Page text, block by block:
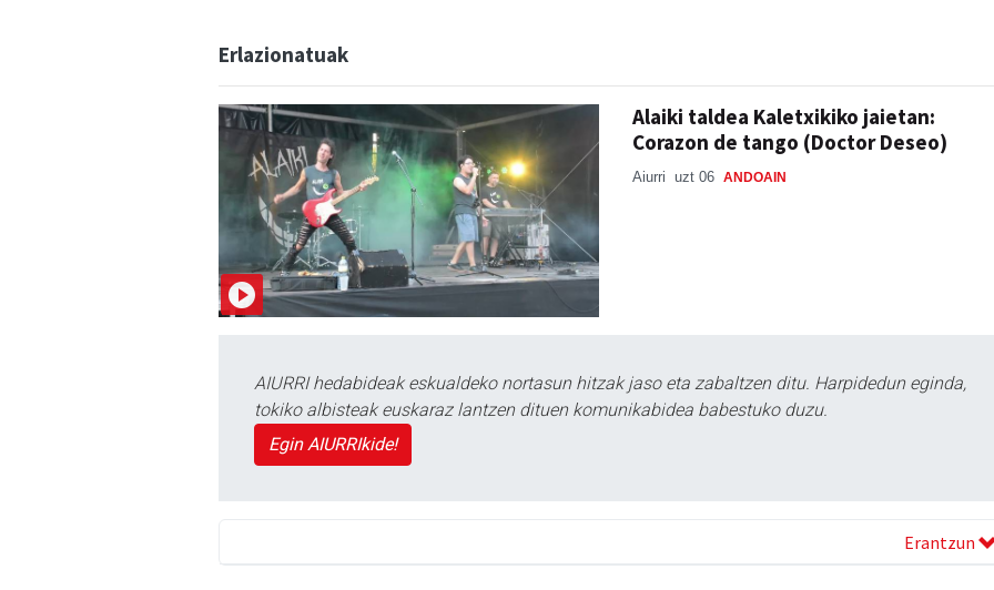
Erlazionatuak
Alaiki taldea Kaletxikiko jaietan:
Corazon de tango (Doctor Deseo)
Aiurri uzt 06 ANDOAIN
AIURRI hedabideak eskualdeko nortasun hitzak jaso eta zabaltzen ditu. Harpidedun eginda,
tokiko albisteak euskaraz lantzen dituen komunikabidea babestuko duzu.
Egin AIURRIkide!
Erantzun